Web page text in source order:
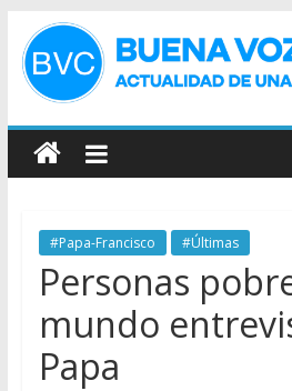
#Papa-Francisco #Últimas
Personas
mundo
Papa